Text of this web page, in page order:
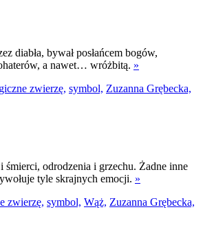
diabła, bywał posłańcem bogów,
a nawet… wróżbitą. »
zwierzę, symbol, Zuzanna Grębecka,
śmierci, odrodzenia i grzechu. Żadne inne
tyle skrajnych emocji. »
zwierzę, symbol, Wąż, Zuzanna Grębecka,